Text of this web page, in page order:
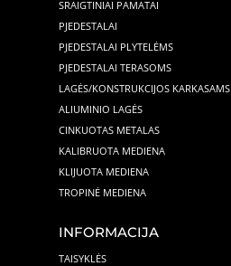
SRAIGTINIAI PAMATAI
PJEDESTALAI
PJEDESTALAI PLYTELĖMS
PJEDESTALAI TERASOMS
LAGĖS/KONSTRUKCIJOS KARKASAMS
ALIUMINIO LAGĖS
CINKUOTAS METALAS
KALIBRUOTA MEDIENA
KLIJUOTA MEDIENA
TROPINĖ MEDIENA
INFORMACIJA
TAISYKLĖS